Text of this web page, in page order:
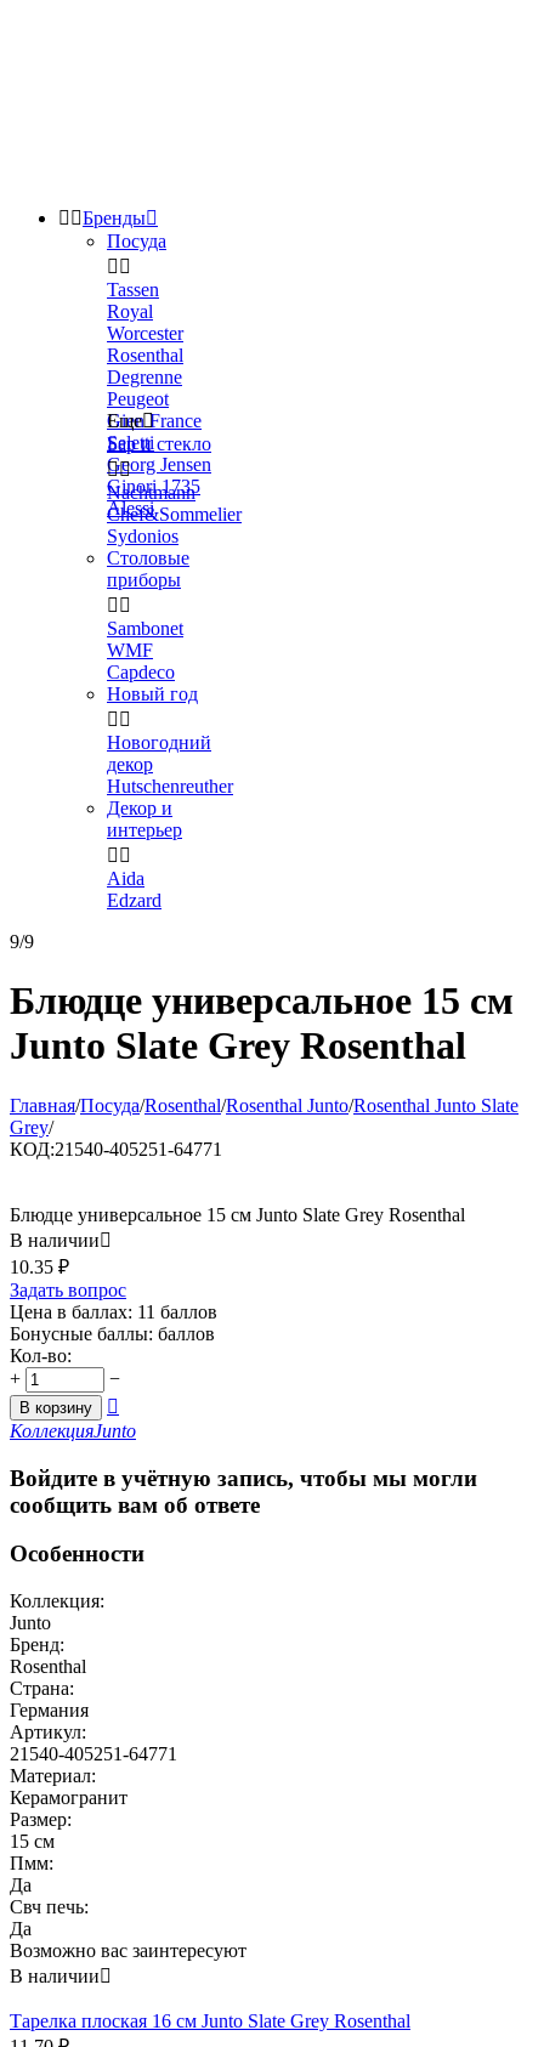
 Бренды
Посуда
 
Tassen
Royal
Worcester
Rosenthal
Degrenne
Peugeot
Gien France
Seletti
Georg Jensen
Ginori 1735
Alessi
Еще
Бар и стекло

Nachtmann
Chef&Sommelier
Sydonios
Столовые
приборы
 
Sambonet
WMF
Capdeco
Новый год
 
Новогодний
декор
Hutschenreuther
Декор и
интерьер
 
Aida
Edzard
9/9
Блюдце универсальное 15 см
Junto Slate Grey Rosenthal
Главная/Посуда/Rosenthal/Rosenthal Junto/Rosenthal Junto Slate
Grey/
КОД:21540-405251-64771
Блюдце универсальное 15 см Junto Slate Grey Rosenthal
В наличии
10.35 ₽
Задать вопрос
Цена в баллах: 11 баллов
Бонусные баллы: баллов
Кол-во:
+
−
В корзину

КоллекцияJunto
Войдите в учётную запись, чтобы мы могли
сообщить вам об ответе
Особенности
Коллекция:
Junto
Бренд:
Rosenthal
Страна:
Германия
Артикул:
21540-405251-64771
Материал:
Керамогранит
Размер:
15 см
Пмм:
Да
Свч печь:
Да
Возможно вас заинтересуют
В наличии
Тарелка плоская 16 см Junto Slate Grey Rosenthal